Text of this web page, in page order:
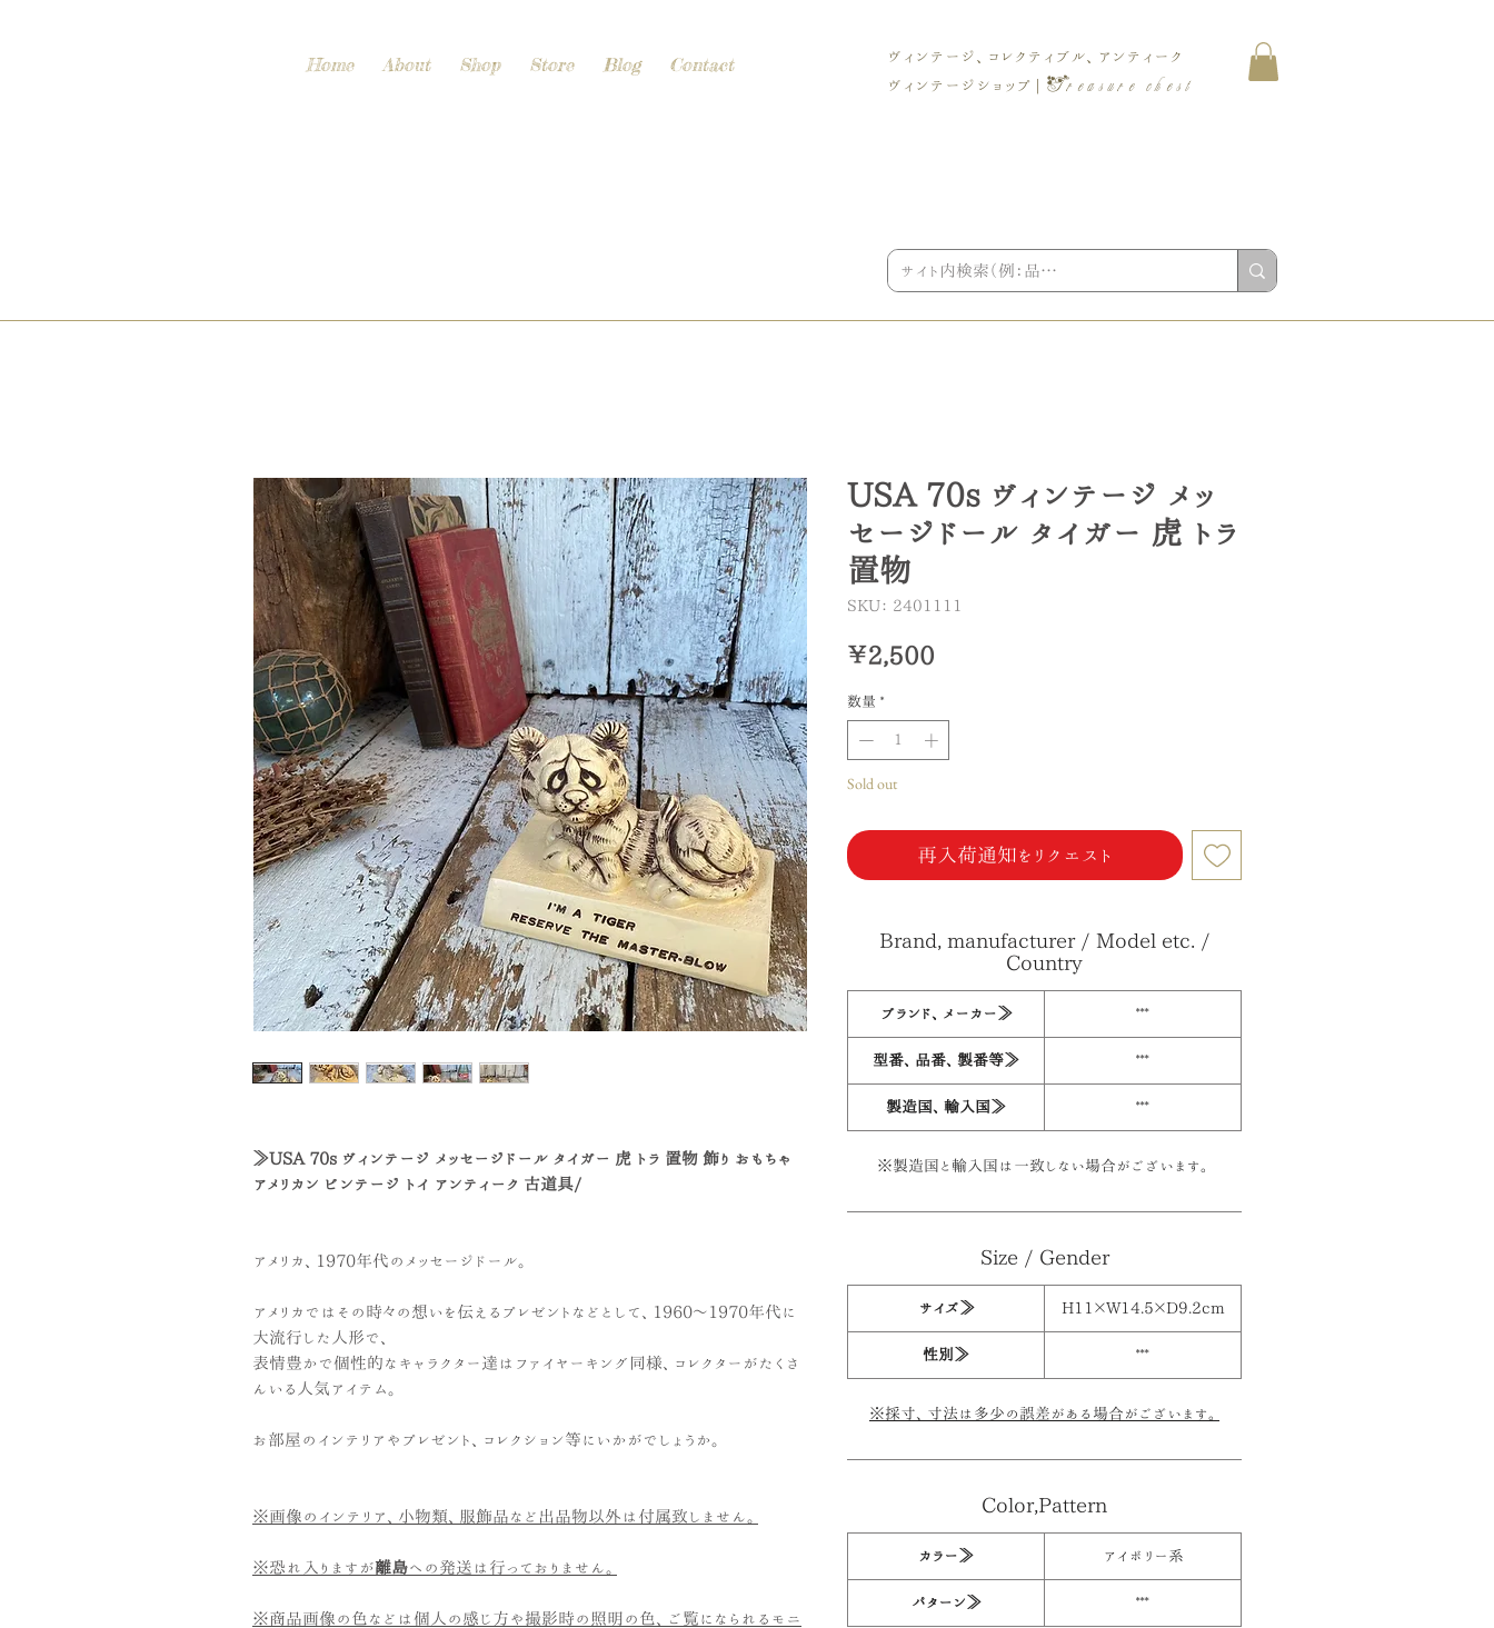
Home About Shop Store Blog Contact
ヴィンテージ、コレクティブル、アンティーク
ヴィンテージショップ |
Treasure chest
≫USA 70s ヴィンテージ メッセージドール タイガー 虎 トラ 置物 飾り おもちゃ
アメリカン ビンテージ トイ アンティーク 古道具/
アメリカ、1970年代のメッセージドール。
アメリカではその時々の想いを伝えるプレゼントなどとして、1960～1970年代に
大流行した人形で、
表情豊かで個性的なキャラクター達はファイヤーキング同様、コレクターがたくさ
んいる人気アイテム。
お部屋のインテリアやプレゼント、コレクション等にいかがでしょうか。
※画像のインテリア、小物類、服飾品など出品物以外は付属致しません。
※恐れ入りますが離島への発送は行っておりません。
※商品画像の色などは個人の感じ方や撮影時の照明の色、ご覧になられるモニ
USA 70s ヴィンテージ メッ
セージドール タイガー 虎 トラ
置物
SKU： 2401111
￥2,500
数量 *
Sold out
再入荷通知をリクエスト
Brand, manufacturer / Model etc. /
Country
ブランド、メーカー≫ ***
型番、品番、製番等≫ ***
製造国、輸入国≫ ***
※製造国と輸入国は一致しない場合がございます。
Size / Gender
サイズ≫ H11×W14.5×D9.2cm
性別≫ ***
※採寸、寸法は多少の誤差がある場合がございます。
Color,Pattern
カラー≫ アイボリー系
パターン≫ ***